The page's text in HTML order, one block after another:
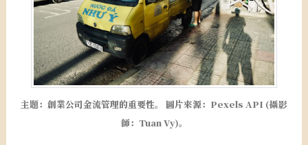
主題：創業公司金流管理的重要性。 圖片來源：Pexels API (攝影
師：Tuan Vy)。